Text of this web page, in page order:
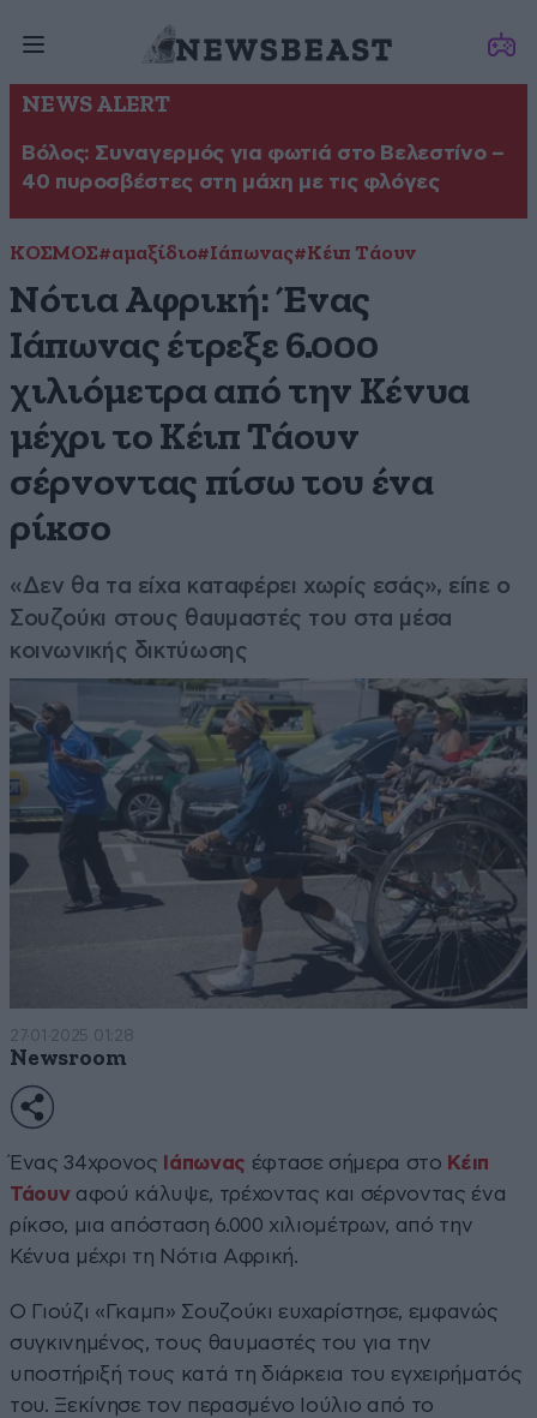
NEWS ALERT
Βόλος: Συναγερμός για φωτιά στο Βελεστίνο –
40 πυροσβέστες στη μάχη με τις φλόγες
ΚΟΣΜΟΣ#αμαξίδιο#Ιάπωνας#Κέιπ Τάουν
Νότια Αφρική: Ένας
Ιάπωνας έτρεξε 6.000
χιλιόμετρα από την Κένυα
μέχρι το Κέιπ Τάουν
σέρνοντας πίσω του ένα
ρίκσο
«Δεν θα τα είχα καταφέρει χωρίς εσάς», είπε ο
Σουζούκι στους θαυμαστές του στα μέσα
κοινωνικής δικτύωσης
27·01·2025 01:28
Newsroom
Ένας 34χρονος Ιάπωνας έφτασε σήμερα στο Κέιπ
Τάουναφού κάλυψε, τρέχοντας και σέρνοντας ένα
ρίκσο, μια απόσταση 6.000 χιλιομέτρων, από την
Κένυα μέχρι τη Νότια Αφρική.
Ο Γιούζι «Γκαμπ» Σουζούκι ευχαρίστησε, εμφανώς
συγκινημένος, τους θαυμαστές του για την
υποστήριξή τους κατά τη διάρκεια του εγχειρήματός
του. Ξεκίνησε τον περασμένο Ιούλιο από το